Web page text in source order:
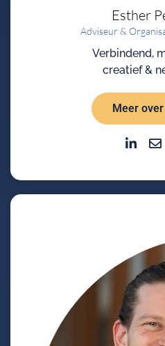
Esther
Adviseur &
Verbindend,
creatief &
Meer